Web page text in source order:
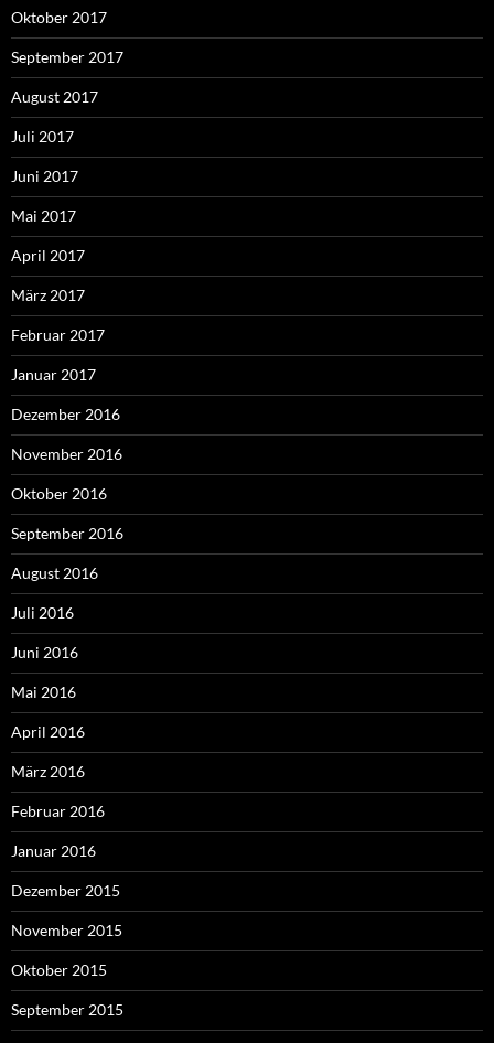
Oktober 2017
September 2017
August 2017
Juli 2017
Juni 2017
Mai 2017
April 2017
März 2017
Februar 2017
Januar 2017
Dezember 2016
November 2016
Oktober 2016
September 2016
August 2016
Juli 2016
Juni 2016
Mai 2016
April 2016
März 2016
Februar 2016
Januar 2016
Dezember 2015
November 2015
Oktober 2015
September 2015